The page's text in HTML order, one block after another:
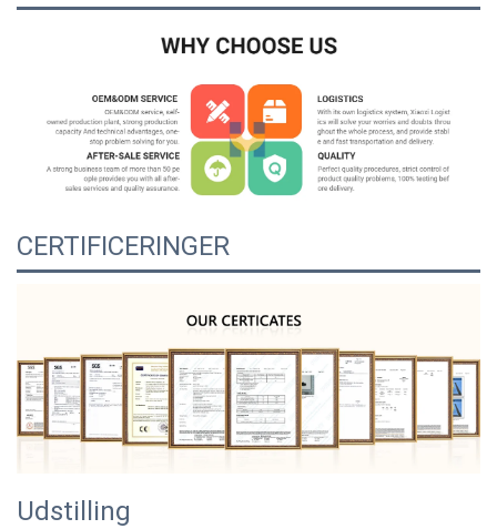
CERTIFICERINGER
Udstilling